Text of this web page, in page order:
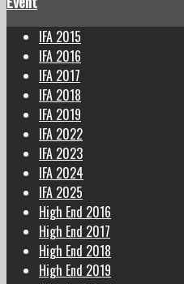
IFA 2015
IFA 2016
IFA 2017
IFA 2018
IFA 2019
IFA 2022
IFA 2023
IFA 2024
IFA 2025
High End 2016
High End 2017
High End 2018
High End 2019